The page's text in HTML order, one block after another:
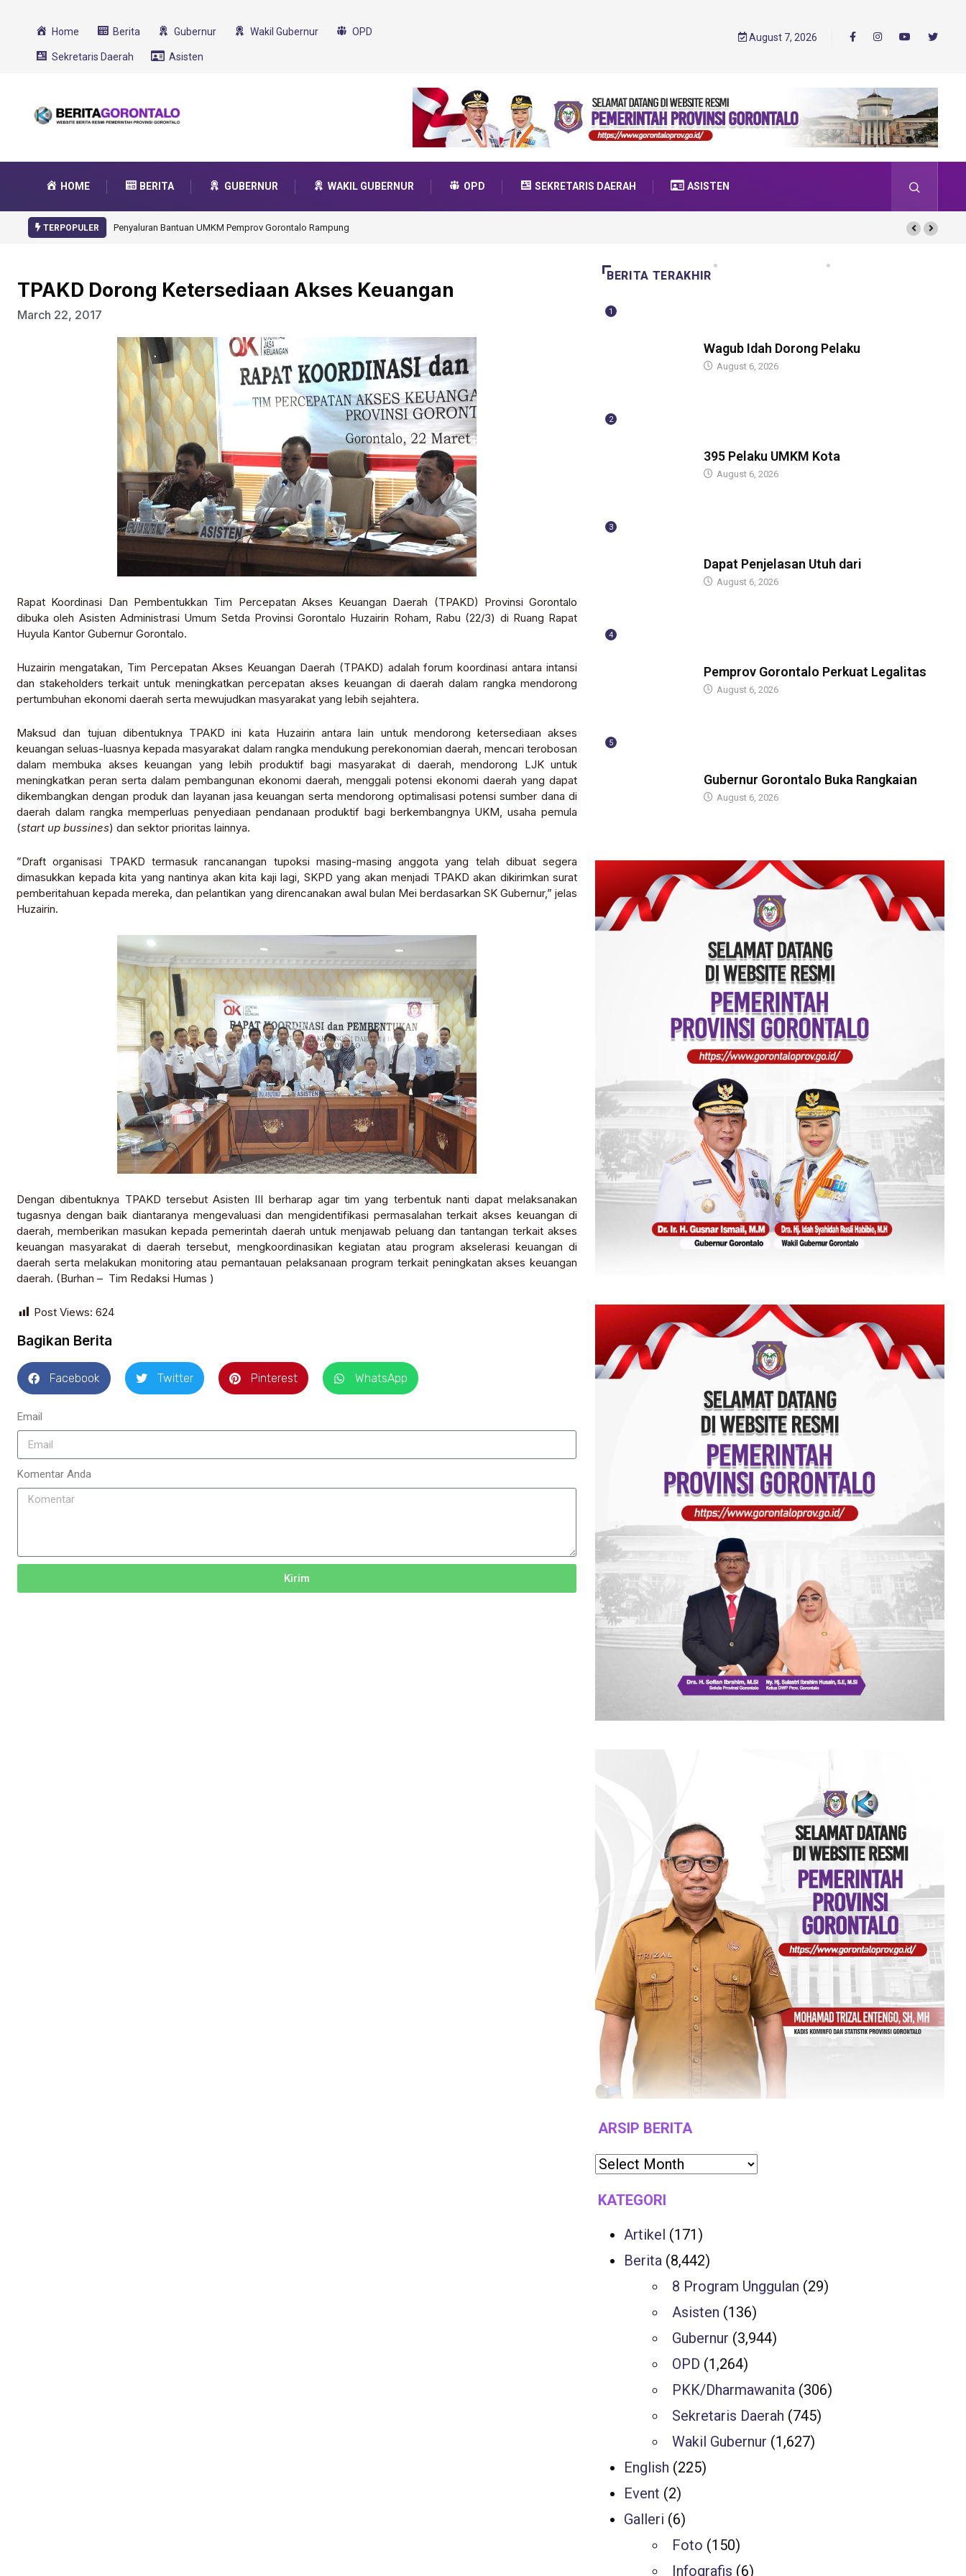
Home Berita Gubernur Wakil Gubernur OPD
Sekretaris Daerah Asisten
August 7, 2026
HOME BERITA GUBERNUR WAKIL GUBERNUR OPD SEKRETARIS DAERAH ASISTEN
TERPOPULER Gorontalo Ikut Dukung Program SMA Unggul Garuda Transformasi 2025
TPAKD Dorong Ketersediaan Akses Keuangan
March 22, 2017
Rapat Koordinasi Dan Pembentukkan Tim Percepatan Akses Keuangan Daerah (TPAKD) Provinsi Gorontalo
dibuka oleh Asisten Administrasi Umum Setda Provinsi Gorontalo Huzairin Roham, Rabu (22/3) di Ruang Rapat
Huyula Kantor Gubernur Gorontalo.
Huzairin mengatakan, Tim Percepatan Akses Keuangan Daerah (TPAKD) adalah forum koordinasi antara intansi
dan stakeholders terkait untuk meningkatkan percepatan akses keuangan di daerah dalam rangka mendorong
pertumbuhan ekonomi daerah serta mewujudkan masyarakat yang lebih sejahtera.
Maksud dan tujuan dibentuknya TPAKD ini kata Huzairin antara lain untuk mendorong ketersediaan akses
keuangan seluas-luasnya kepada masyarakat dalam rangka mendukung perekonomian daerah, mencari terobosan
dalam membuka akses keuangan yang lebih produktif bagi masyarakat di daerah, mendorong LJK untuk
meningkatkan peran serta dalam pembangunan ekonomi daerah, menggali potensi ekonomi daerah yang dapat
dikembangkan dengan produk dan layanan jasa keuangan serta mendorong optimalisasi potensi sumber dana di
daerah dalam rangka memperluas penyediaan pendanaan produktif bagi berkembangnya UKM, usaha pemula
(start up bussines) dan sektor prioritas lainnya.
”Draft organisasi TPAKD termasuk rancanangan tupoksi masing-masing anggota yang telah dibuat segera
dimasukkan kepada kita yang nantinya akan kita kaji lagi, SKPD yang akan menjadi TPAKD akan dikirimkan surat
pemberitahuan kepada mereka, dan pelantikan yang direncanakan awal bulan Mei berdasarkan SK Gubernur,” jelas
Huzairin.
Dengan dibentuknya TPAKD tersebut Asisten III berharap agar tim yang terbentuk nanti dapat melaksanakan
tugasnya dengan baik diantaranya mengevaluasi dan mengidentifikasi permasalahan terkait akses keuangan di
daerah, memberikan masukan kepada pemerintah daerah untuk menjawab peluang dan tantangan terkait akses
keuangan masyarakat di daerah tersebut, mengkoordinasikan kegiatan atau program akselerasi keuangan di
daerah serta melakukan monitoring atau pemantauan pelaksanaan program terkait peningkatan akses keuangan
daerah. (Burhan – Tim Redaksi Humas )
Post Views: 624
Bagikan Berita
Facebook Twitter Pinterest WhatsApp
Email
Komentar Anda
Kirim
BERITA TERAKHIR
1
Wagub Idah Dorong Pelaku
August 6, 2026
2
395 Pelaku UMKM Kota
August 6, 2026
3
Dapat Penjelasan Utuh dari
August 6, 2026
4
Pemprov Gorontalo Perkuat Legalitas
August 6, 2026
5
Gubernur Gorontalo Buka Rangkaian
August 6, 2026
ARSIP BERITA
KATEGORI
Artikel (171)
Berita (8,442)
8 Program Unggulan (29)
Asisten (136)
Gubernur (3,944)
OPD (1,264)
PKK/Dharmawanita (306)
Sekretaris Daerah (745)
Wakil Gubernur (1,627)
English (225)
Event (2)
Galleri (6)
Foto (150)
Infografis (6)